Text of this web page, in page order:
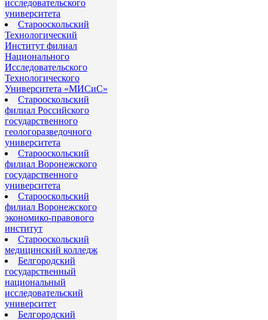
исследовательского
университета
Старооскольский
Технологический
Институт филиал
Национального
Исследовательского
Технологического
Университета «МИСиС»
Старооскольский
филиал Российского
государственного
геологоразведочного
университета
Старооскольский
филиал Воронежского
государственного
университета
Старооскольский
филиал Воронежского
экономико-правового
институт
Старооскольский
медицинский колледж
Белгородский
государственный
национальный
исследовательский
университет
Белгородский